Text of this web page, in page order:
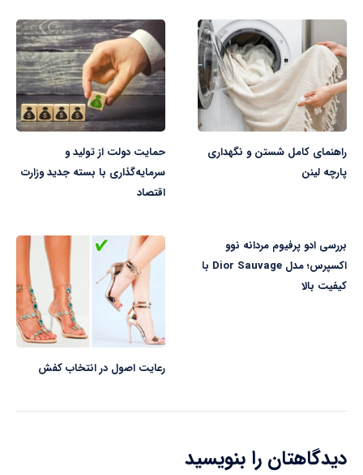
راهنمای کامل شستن و نگهداری
پارچه لینن
حمایت دولت از تولید و
سرمایه‌گذاری با بسته جدید وزارت
اقتصاد
بررسی ادو پرفیوم مردانه نوو
اکسپرس؛ مدل Dior Sauvage با
کیفیت بالا
رعایت اصول در انتخاب کفش
دیدگاهتان را بنویسید